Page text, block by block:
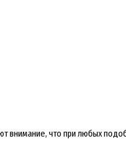
внимание, что при любых